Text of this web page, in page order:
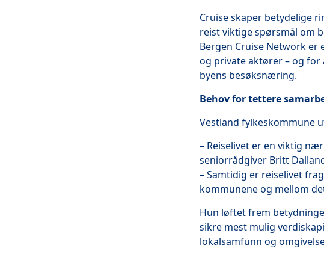
Cruise skaper betydelige
reist viktige spørsmål om
Bergen Cruise Network
og private aktører – og
byens besøksnæring.
Behov for tettere
Vestland fylkeskommune
– Reiselivet er en viktig
seniorrådgiver Britt
– Samtidig er reiselivet
kommunene og mellom
Hun løftet frem
sikre mest mulig
lokalsamfunn og